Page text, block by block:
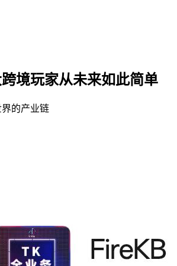
境玩家从未来如此简单
的产业链